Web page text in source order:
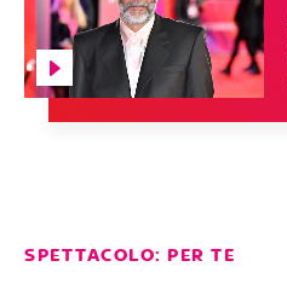
SPETTACOLO: PER TE